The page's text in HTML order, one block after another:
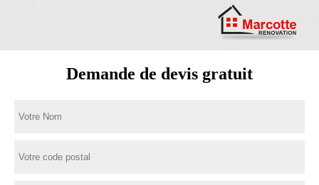
Demande de devis gratuit